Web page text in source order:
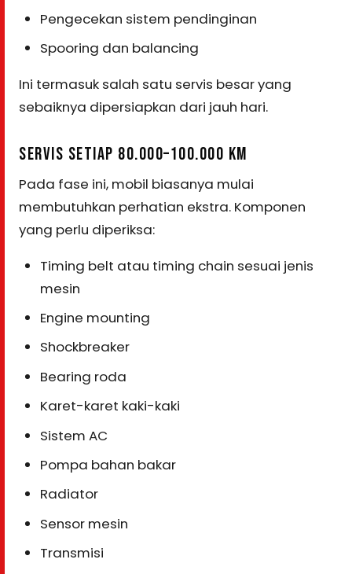
Pengecekan sistem pendinginan
Spooring dan balancing
Ini termasuk salah satu servis besar yang
sebaiknya dipersiapkan dari jauh hari.
SERVIS SETIAP 80.000–100.000 KM
Pada fase ini, mobil biasanya mulai
membutuhkan perhatian ekstra. Komponen
yang perlu diperiksa:
Timing belt atau timing chain sesuai jenis
mesin
Engine mounting
Shockbreaker
Bearing roda
Karet-karet kaki-kaki
Sistem AC
Pompa bahan bakar
Radiator
Sensor mesin
Transmisi